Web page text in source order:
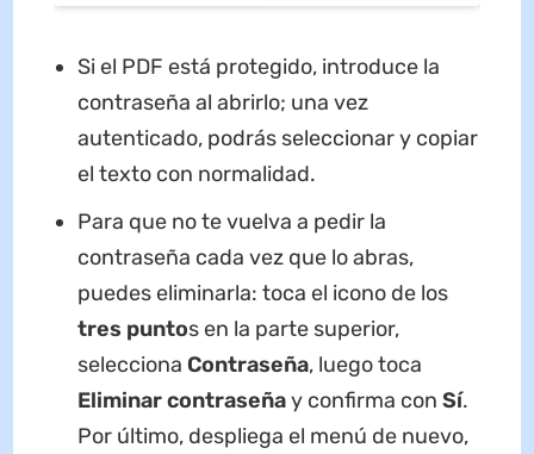
Si el PDF está protegido, introduce la
contraseña al abrirlo; una vez
autenticado, podrás seleccionar y copiar
el texto con normalidad.
Para que no te vuelva a pedir la
contraseña cada vez que lo abras,
puedes eliminarla: toca el icono de los
tres puntos en la parte superior,
selecciona Contraseña, luego toca
Eliminar contraseñay confirma con Sí.
Por último, despliega el menú de nuevo,